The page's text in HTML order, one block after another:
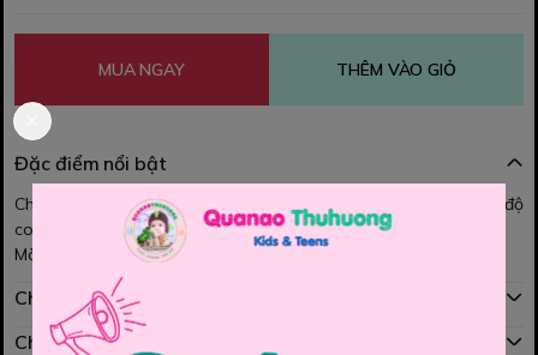
MUA NGAY THÊM VÀO GIỎ
Đặc điểm nổi bật
Chất nhung mềm, Bên trong có quần lót mềm mai.-Lưng váy có độ
co giãn nhẹ giúp cho bé mặc thoải mái và dễ dàng hoạt động.-
Màu sắc dễ phối với nhiều loại áo kiểu ạ
Chính sách mua hàng
Chính sách đổi hàng